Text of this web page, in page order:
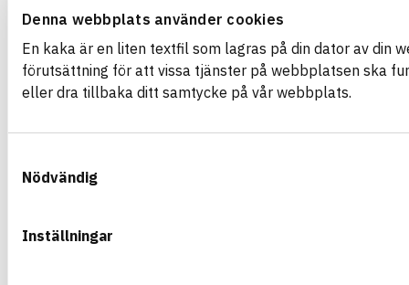
Denna webbplats använder cookies
En kaka är en liten textfil som lagras på din dator av din
förutsättning för att vissa tjänster på webbplatsen ska
eller dra tillbaka ditt samtycke på vår webbplats.
Nödvändig
Inställningar
01705 Kitt och spackel
7391578101767 596936
HÄLSO- OCH MILJÖ­FARLIGHET
MILJÖEFFEKTER – EPD